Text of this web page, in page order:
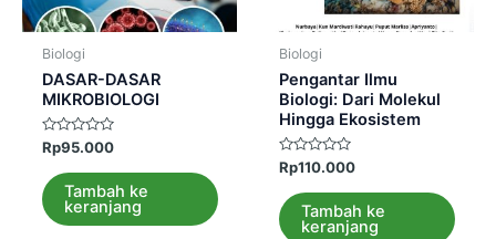
Biologi
DASAR-DASAR
MIKROBIOLOGI
Dinilai
dari
5
Rp95.000
Tambah ke
keranjang
Biologi
Pengantar Ilmu
Biologi: Dari Molekul
Hingga Ekosistem
Dinilai
dari
5
Rp110.000
Tambah ke
keranjang